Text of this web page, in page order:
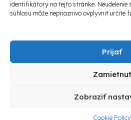
identifikátory na tejto stránke. Neudelenie
súhlasu môže nepriaznivo ovplyvniť určité
Prijať
Zamietnuť
Zobraziť
Cookie Policy
vyhradené.